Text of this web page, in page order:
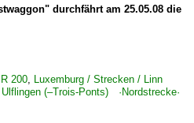
durchfährt am 25.05.08 die
200, Luxemburg / Strecken / Linn
(–Trois-Ponts) ·Nordstrecke·